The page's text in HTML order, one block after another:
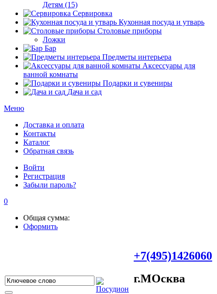
Детям (15)
Сервировка
Кухонная посуда и утварь
Столовые приборы
Ложки
Бар
Предметы интерьера
Аксессуары для
ванной комнаты
Подарки и сувениры
Дача и сад
Меню
Доставка и оплата
Контакты
Каталог
Обратная связь
Войти
Регистрация
Забыли пароль?
0
Общая сумма:
Оформить
+7(495)1426060
г.МOсква